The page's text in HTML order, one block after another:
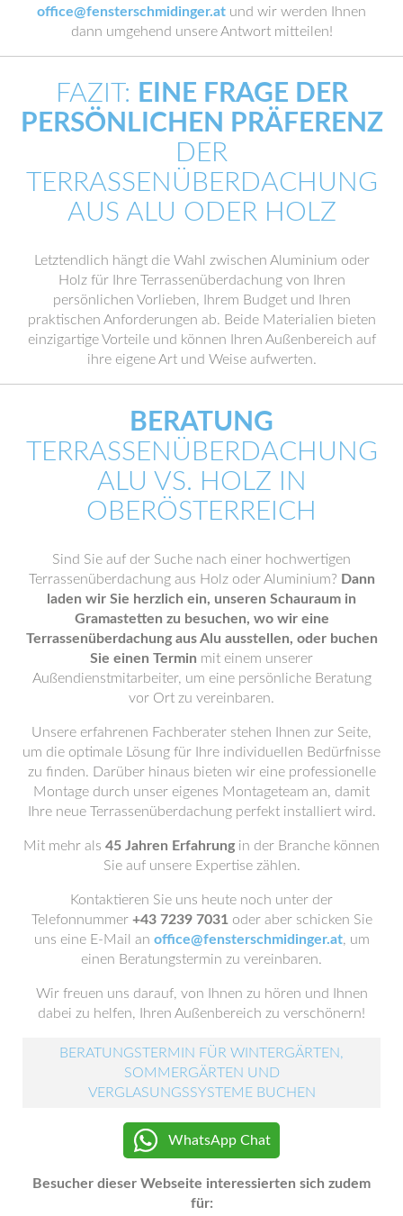
office@fensterschmidinger.at und wir werden Ihnen
dann umgehend unsere Antwort mitteilen!
FAZIT: EINE FRAGE DER
PERSÖNLICHEN PRÄFERENZ
DER
TERRASSENÜBERDACHUNG
AUS ALU ODER HOLZ
Letztendlich hängt die Wahl zwischen Aluminium oder
Holz für Ihre Terrassenüberdachung von Ihren
persönlichen Vorlieben, Ihrem Budget und Ihren
praktischen Anforderungen ab. Beide Materialien bieten
einzigartige Vorteile und können Ihren Außenbereich auf
ihre eigene Art und Weise aufwerten.
BERATUNG
TERRASSENÜBERDACHUNG
ALU VS. HOLZ IN
OBERÖSTERREICH
Sind Sie auf der Suche nach einer hochwertigen
Terrassenüberdachung aus Holz oder Aluminium? Dann
laden wir Sie herzlich ein, unseren Schauraum in
Gramastetten zu besuchen, wo wir eine
Terrassenüberdachung aus Alu ausstellen, oder buchen
Sie einen Termin mit einem unserer
Außendienstmitarbeiter, um eine persönliche Beratung
vor Ort zu vereinbaren.
Unsere erfahrenen Fachberater stehen Ihnen zur Seite,
um die optimale Lösung für Ihre individuellen Bedürfnisse
zu finden. Darüber hinaus bieten wir eine professionelle
Montage durch unser eigenes Montageteam an, damit
Ihre neue Terrassenüberdachung perfekt installiert wird.
Mit mehr als 45 Jahren Erfahrung in der Branche können
Sie auf unsere Expertise zählen.
Kontaktieren Sie uns heute noch unter der
Telefonnummer +43 7239 7031 oder aber schicken Sie
uns eine E-Mail an office@fensterschmidinger.at, um
einen Beratungstermin zu vereinbaren.
Wir freuen uns darauf, von Ihnen zu hören und Ihnen
dabei zu helfen, Ihren Außenbereich zu verschönern!
BERATUNGSTERMIN FÜR WINTERGÄRTEN,
SOMMERGÄRTEN UND
VERGLASUNGSSYSTEME BUCHEN
WhatsApp Chat
Besucher dieser Webseite interessierten sich zudem
für: